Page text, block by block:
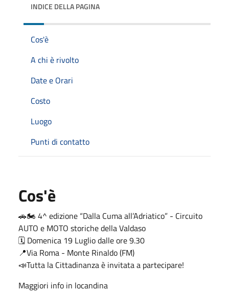
INDICE DELLA PAGINA
Cos'è
A chi è rivolto
Date e Orari
Costo
Luogo
Punti di contatto
Cos'è
🚗🏍️ 4^ edizione “Dalla Cuma all’Adriatico” - Circuito
AUTO e MOTO storiche della Valdaso
🗓️ Domenica 19 Luglio dalle ore 9.30
📍Via Roma - Monte Rinaldo (FM)
📣Tutta la Cittadinanza è invitata a partecipare!
Maggiori info in locandina